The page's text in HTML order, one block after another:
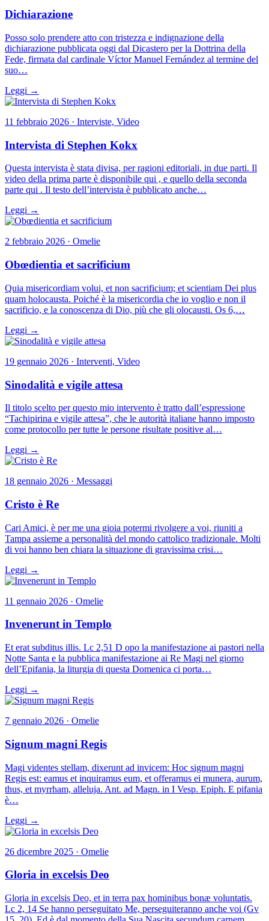
Dichiarazione
Posso solo prendere atto con tristezza e indignazione della
dichiarazione pubblicata oggi dal Dicastero per la Dottrina della
Fede, firmata dal cardinale Víctor Manuel Fernández al termine del
suo…
Leggi →
11 febbraio 2026 · Interviste, Video
Intervista di Stephen Kokx
Questa intervista è stata divisa, per ragioni editoriali, in due parti. Il
video della prima parte è disponibile qui , e quello della seconda
parte qui . Il testo dell’intervista è pubblicato anche…
Leggi →
2 febbraio 2026 · Omelie
Obœdientia et sacrificium
Quia misericordiam volui, et non sacrificium; et scientiam Dei plus
quam holocausta. Poiché è la misericordia che io voglio e non il
sacrificio, e la conoscenza di Dio, più che gli olocausti. Os 6,…
Leggi →
19 gennaio 2026 · Interventi, Video
Sinodalità e vigile attesa
Il titolo scelto per questo mio intervento è tratto dall’espressione
“Tachipirina e vigile attesa”, che le autorità italiane hanno imposto
come protocollo per tutte le persone risultate positive al…
Leggi →
18 gennaio 2026 · Messaggi
Cristo è Re
Cari Amici, è per me una gioia potermi rivolgere a voi, riuniti a
Tampa assieme a personalità del mondo cattolico tradizionale. Molti
di voi hanno ben chiara la situazione di gravissima crisi…
Leggi →
11 gennaio 2026 · Omelie
Invenerunt in Templo
Et erat subditus illis. Lc 2,51 D opo la manifestazione ai pastori nella
Notte Santa e la pubblica manifestazione ai Re Magi nel giorno
dell’Epifania, la liturgia di questa Domenica ci porta…
Leggi →
7 gennaio 2026 · Omelie
Signum magni Regis
Magi videntes stellam, dixerunt ad invicem: Hoc signum magni
Regis est: eamus et inquiramus eum, et offeramus ei munera, aurum,
thus, et myrrham, alleluja. Ant. ad Magn. in I Vesp. Epiph. E pifania
è…
Leggi →
26 dicembre 2025 · Omelie
Gloria in excelsis Deo
Gloria in excelsis Deo, et in terra pax hominibus bonæ voluntatis.
Lc 2, 14 Se hanno perseguitato Me, perseguiteranno anche voi (Gv